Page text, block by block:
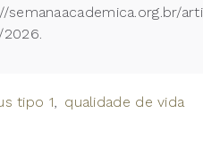
semanaacademica.org.br/
tipo 1 qualidade de vida